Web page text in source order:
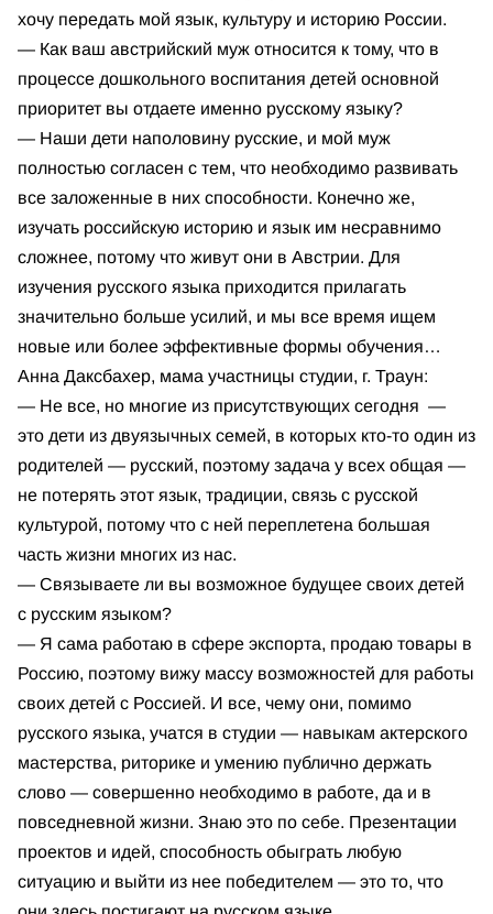
хочу передать мой язык, культуру и историю России.
— Как ваш австрийский муж относится к тому, что в
процессе дошкольного воспитания детей основной
приоритет вы отдаете именно русскому языку?
— Наши дети наполовину русские, и мой муж
полностью согласен с тем, что необходимо развивать
все заложенные в них способности. Конечно же,
изучать российскую историю и язык им несравнимо
сложнее, потому что живут они в Австрии. Для
изучения русского языка приходится прилагать
значительно больше усилий, и мы все время ищем
новые или более эффективные формы обучения…
Анна Даксбахер, мама участницы студии, г. Траун:
— Не все, но многие из присутствующих сегодня —
это дети из двуязычных семей, в которых кто-то один из
родителей — русский, поэтому задача у всех общая —
не потерять этот язык, традиции, связь с русской
культурой, потому что с ней переплетена большая
часть жизни многих из нас.
— Связываете ли вы возможное будущее своих детей
с русским языком?
— Я сама работаю в сфере экспорта, продаю товары в
Россию, поэтому вижу массу возможностей для работы
своих детей с Россией. И все, чему они, помимо
русского языка, учатся в студии — навыкам актерского
мастерства, риторике и умению публично держать
слово — совершенно необходимо в работе, да и в
повседневной жизни. Знаю это по себе. Презентации
проектов и идей, способность обыграть любую
ситуацию и выйти из нее победителем — это то, что